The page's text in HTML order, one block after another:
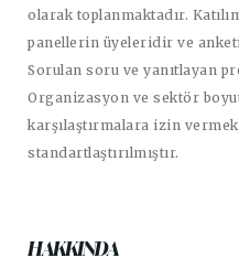
olarak toplanmaktadır.
panellerin üyeleridir ve
Sorulan soru ve yanıtlayan
Organizasyon ve sektör
karşılaştırmalara izin
standartlaştırılmıştır.
HAKKINDA